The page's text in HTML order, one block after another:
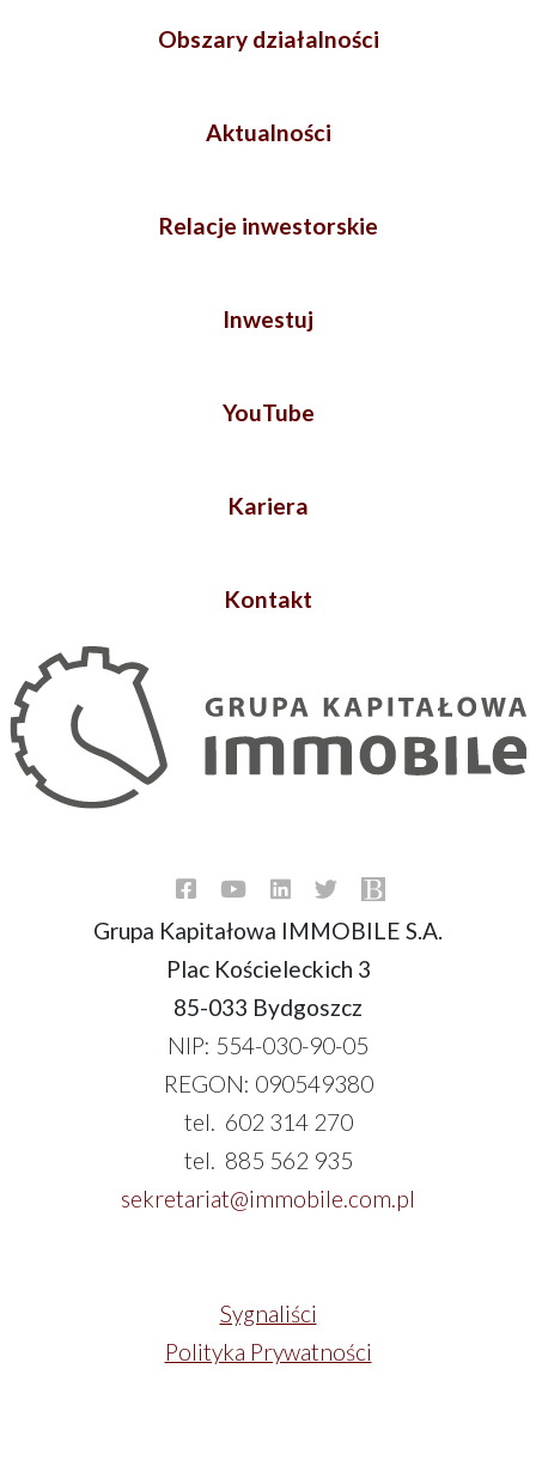
Obszary działalności
Aktualności
Relacje inwestorskie
Inwestuj
YouTube
Kariera
Kontakt
Grupa Kapitałowa IMMOBILE S.A.
Plac Kościeleckich 3
85-033 Bydgoszcz
NIP: 554-030-90-05
REGON: 090549380
tel. 602 314 270
tel. 885 562 935
sekretariat@immobile.com.pl
Sygnaliści
Polityka Prywatności